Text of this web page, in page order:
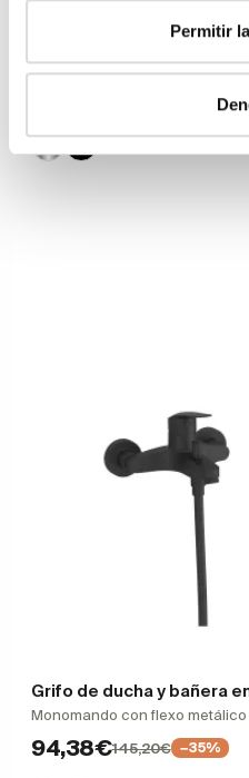
Permitir
Grifo de bañera Lluvibath
Monomando
Grifo de ducha y bañera
Monomando con flexo metálico
94,38€145,20€ −35%